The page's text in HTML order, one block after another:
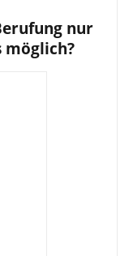
nur
möglich?